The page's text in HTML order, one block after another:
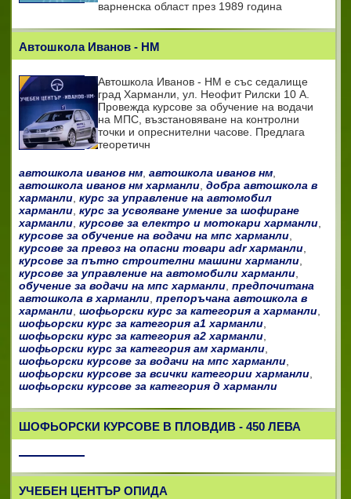
варненска област през 1989 година
Автошкола Иванов - НМ
Автошкола Иванов - НМ е със седалище
град Харманли, ул. Неофит Рилски 10 А.
Провежда курсове за обучение на водачи
на МПС, възстановяване на контролни
точки и опреснителни часове. Предлага
теоретичн
автошкола иванов нм, автошкола иванов нм,
автошкола иванов нм харманли, добра автошкола в
харманли, курс за управление на автомобил
харманли, курс за усвояване умение за шофиране
харманли, курсове за електро и мотокари харманли,
курсове за обучение на водачи на мпс харманли,
курсове за превоз на опасни товари adr харманли,
курсове за пътно строителни машини харманли,
курсове за управление на автомобили харманли,
обучение за водачи на мпс харманли, предпочитана
автошкола в харманли, препоръчана автошкола в
харманли, шофьорски курс за категория а харманли,
шофьорски курс за категория а1 харманли,
шофьорски курс за категория а2 харманли,
шофьорски курс за категория ам харманли,
шофьорски курсове за водачи на мпс харманли,
шофьорски курсове за всички категории харманли,
шофьорски курсове за категория д харманли
ШОФЬОРСКИ КУРСОВЕ В ПЛОВДИВ - 450 ЛЕВА
УЧЕБЕН ЦЕНТЪР ОПИДА